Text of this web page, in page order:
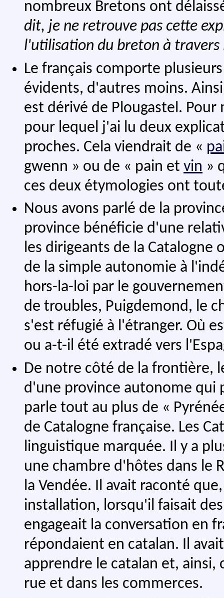
nombreux Bretons ont
dit, je ne retrouve pas cette
l'utilisation du breton à travers
Le français comporte
évidents, d'autres moins.
est dérivé de Plougastel.
pour lequel j'ai lu deux
proches. Cela viendrait de «
gwenn » ou de « pain et vin »
ces deux étymologies ont
Nous avons parlé de la
province bénéficie d'une
les dirigeants de la
de la simple autonomie à
hors-la-loi par le
de troubles, Puigdemond, le
s'est réfugié à l'étranger. Où
ou a-t-il été extradé vers
De notre côté de la frontière,
d'une province autonome qui
parle tout au plus de «
de Catalogne française. Les
linguistique marquée. Il y a
une chambre d'hôtes dans le
la Vendée. Il avait raconté
installation, lorsqu'il faisait
engageait la conversation en
répondaient en catalan. Il
apprendre le catalan et, ainsi,
rue et dans les commerces.